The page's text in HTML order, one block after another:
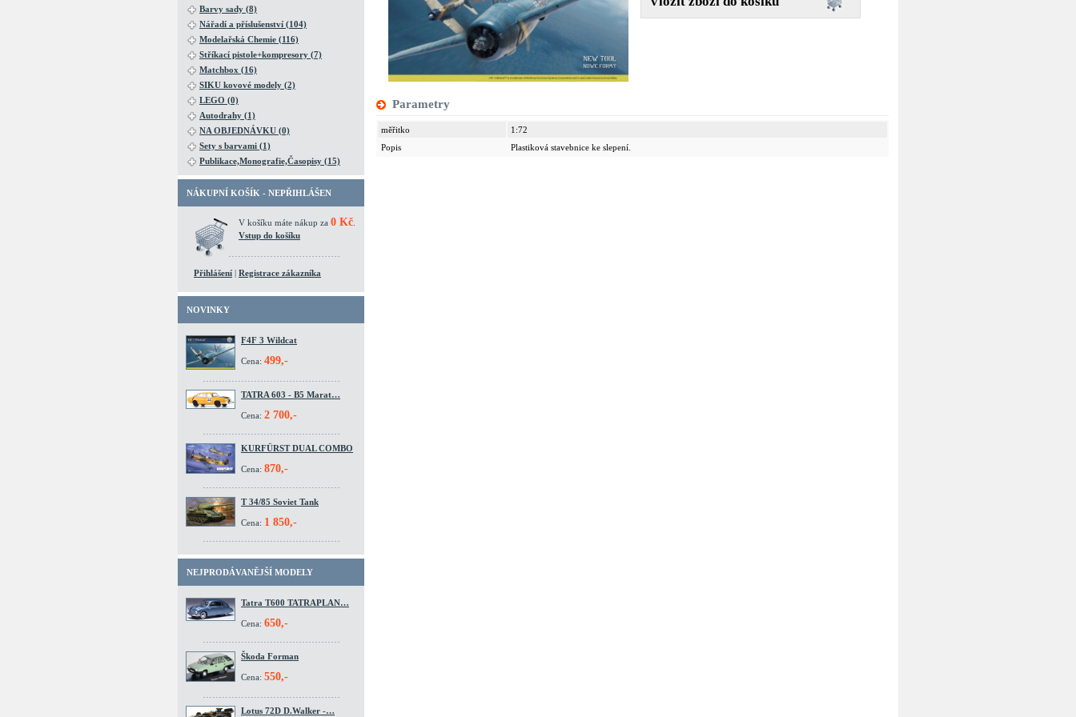
Barvy sady (8)
Nářadí a příslušenství (104)
Modelařská Chemie (116)
Stříkací pistole+kompresory (7)
Matchbox (16)
SIKU kovové modely (2)
LEGO (0)
Autodrahy (1)
NA OBJEDNÁVKU (0)
Sety s barvami (1)
Publikace,Monografie,Časopisy (15)
NÁKUPNÍ KOŠÍK - NEPŘIHLÁŠEN
V košíku máte nákup za 0 Kč
Vstup do košíku
Přihlášení | Registrace zákazníka
NOVINKY
F4F 3 Wildcat
Cena: 499,-
TATRA 603 - B5 Marat…
Cena: 2 700,-
KURFÜRST DUAL COMBO
Cena: 870,-
T 34/85 Soviet Tank
Cena: 1 850,-
NEJPRODÁVANĚJŠÍ MODELY
Tatra T600 TATRAPLAN…
Cena: 650,-
Škoda Forman
Cena: 550,-
Lotus 72D D.Walker -…
Parametry
měřitko
1:72
Popis
Plastiková stavebnice ke slepení.